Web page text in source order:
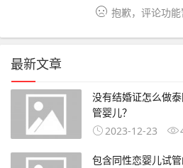
抱歉，评论功
最新文章
没有结婚证怎么做
管婴儿？
2023-12-23
包含同性恋婴儿试